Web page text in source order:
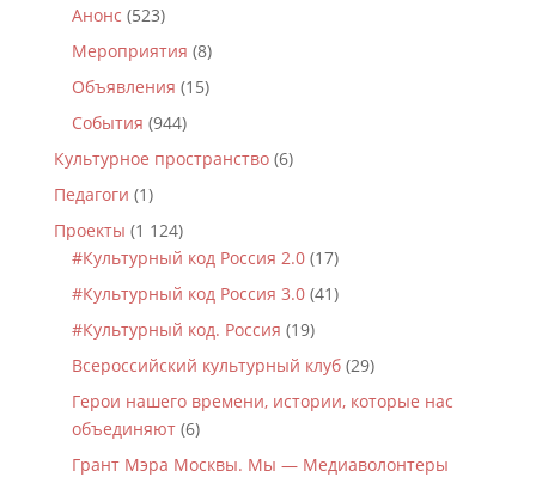
Анонс (523)
Мероприятия (8)
Объявления (15)
События (944)
Культурное пространство(6)
Педагоги (1)
Проекты (1 124)
#Культурный код Россия 2.0(17)
#Культурный код Россия 3.0(41)
#Культурный код. Россия (19)
Всероссийский культурный клуб(29)
Герои нашего времени, истории, которые нас
объединяют(6)
Грант Мэра Москвы. Мы — Медиаволонтеры